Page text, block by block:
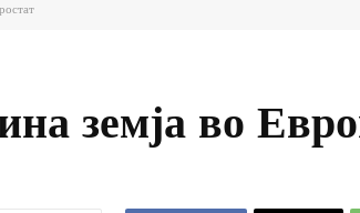
земја во